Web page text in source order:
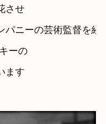
させ
パニーの芸術監督を経
ーの
ます